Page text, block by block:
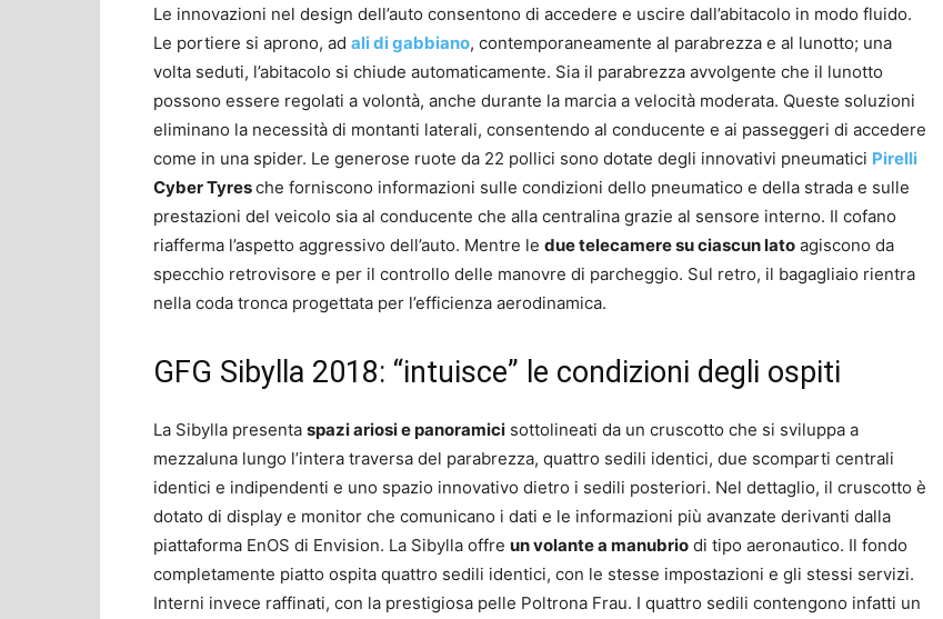
Le innovazioni nel design dell’auto consentono di accedere e uscire dall’abitacolo in modo fluido.
Le portiere si aprono, ad ali di gabbiano, contemporaneamente al parabrezza e al lunotto; una
volta seduti, l’abitacolo si chiude automaticamente. Sia il parabrezza avvolgente che il lunotto
possono essere regolati a volontà, anche durante la marcia a velocità moderata. Queste soluzioni
eliminano la necessità di montanti laterali, consentendo al conducente e ai passeggeri di accedere
come in una spider. Le generose ruote da 22 pollici sono dotate degli innovativi pneumatici Pirelli
Cyber Tyresche forniscono informazioni sulle condizioni dello pneumatico e della strada e sulle
prestazioni del veicolo sia al conducente che alla centralina grazie al sensore interno. Il cofano
riafferma l’aspetto aggressivo dell’auto. Mentre le due telecamere su ciascun lato agiscono da
specchio retrovisore e per il controllo delle manovre di parcheggio. Sul retro, il bagagliaio rientra
nella coda tronca progettata per l’efficienza aerodinamica.
GFG Sibylla 2018: “intuisce” le condizioni degli ospiti
La Sibylla presenta spazi ariosi e panoramici sottolineati da un cruscotto che si sviluppa a
mezzaluna lungo l’intera traversa del parabrezza, quattro sedili identici, due scomparti centrali
identici e indipendenti e uno spazio innovativo dietro i sedili posteriori. Nel dettaglio, il cruscotto è
dotato di display e monitor che comunicano i dati e le informazioni più avanzate derivanti dalla
piattaforma EnOS di Envision. La Sibylla offre un volante a manubrio di tipo aeronautico. Il fondo
completamente piatto ospita quattro sedili identici, con le stesse impostazioni e gli stessi servizi.
Interni invece raffinati, con la prestigiosa pelle Poltrona Frau. I quattro sedili contengono infatti un